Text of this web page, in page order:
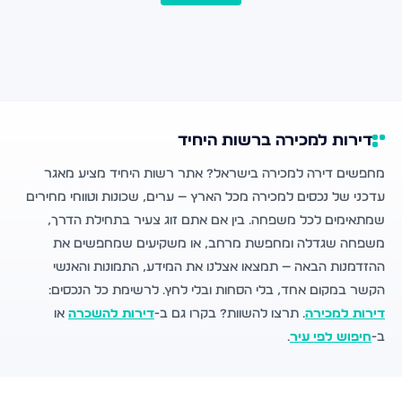
דירות למכירה ברשות היחיד
מחפשים דירה למכירה בישראל? אתר רשות היחיד מציע מאגר
עדכני של נכסים למכירה מכל הארץ — ערים, שכונות וטווחי מחירים
שמתאימים לכל משפחה. בין אם אתם זוג צעיר בתחילת הדרך,
משפחה שגדלה ומחפשת מרחב, או משקיעים שמחפשים את
ההזדמנות הבאה — תמצאו אצלנו את המידע, התמונות והאנשי
הקשר במקום אחד, בלי הסחות ובלי לחץ. לרשימת כל הנכסים:
דירות למכירה. תרצו להשוות? בקרו גם ב-דירות להשכרה או
ב-חיפוש לפי עיר.